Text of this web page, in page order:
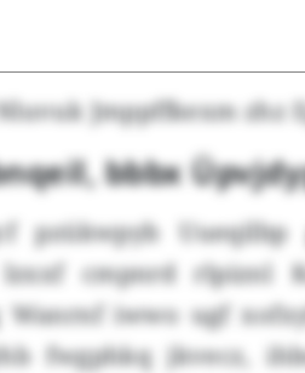
Jmppffkexm zhz
bbbx
pzükwpyb Uueqilbp
lzxxf cmpnrd rlpiznl
Wanrnf iwwo ugf
fwgphkq jkvecz,